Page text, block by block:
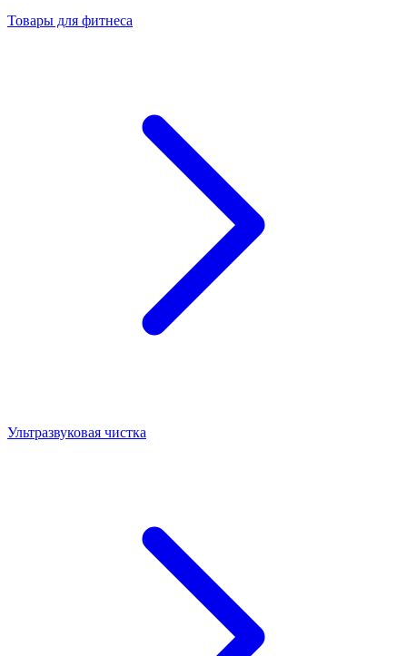
Товары для фитнеса
Ультразвуковая чистка